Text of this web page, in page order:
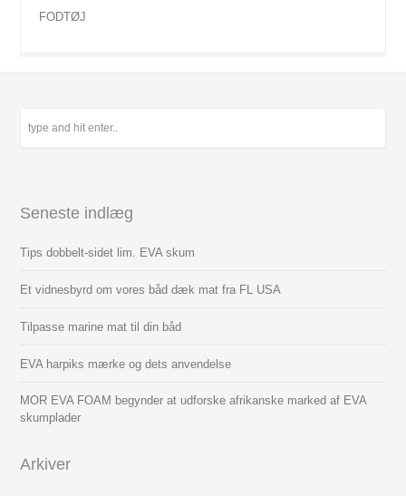
FODTØJ
Seneste indlæg
Tips dobbelt-sidet lim. EVA skum
Et vidnesbyrd om vores båd dæk mat fra FL USA
Tilpasse marine mat til din båd
EVA harpiks mærke og dets anvendelse
MOR EVA FOAM begynder at udforske afrikanske marked af EVA
skumplader
Arkiver